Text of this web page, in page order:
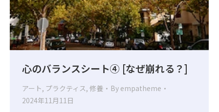
心のバランスシート④ [なぜ崩れる？]
アート, プラクティス, 修養 By empatheme
2024年11月11日